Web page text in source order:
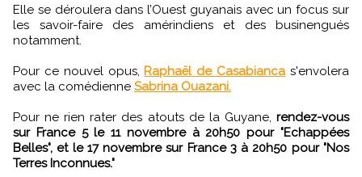
Elle se déroulera dans l’Ouest guyanais avec un focus sur
les savoir-faire des amérindiens et des businengués
notamment.
Pour ce nouvel opus, Raphaël de Casabianca s'envolera
avec la comédienne Sabrina Ouazani.
Pour ne rien rater des atouts de la Guyane, rendez-vous
sur France 5 le 11 novembre à 20h50 pour "Echappées
Belles", et le 17 novembre sur France 3 à 20h50 pour "Nos
Terres Inconnues."